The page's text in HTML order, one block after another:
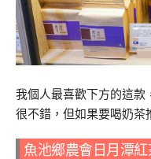
我個人最喜歡下方的這
很不錯，但如果要喝奶茶
魚池鄉農會日月潭